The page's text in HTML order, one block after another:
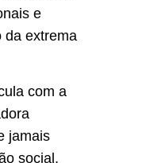
e
da extrema
com a
jamais
social,